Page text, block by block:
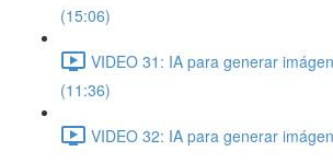
(15:06)
VIDEO 31: IA para generar
(11:36)
VIDEO 32: IA para generar